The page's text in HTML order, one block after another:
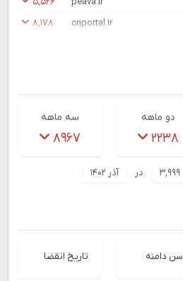
cnportal.ir ۸,۱۷۸
دو ماهه
۲۲۳۸
سه ماهه
۸۹۶۷
۳,۹۹۹ در آذر ۱۴۰۲
سن دامنه تاریخ انقضا